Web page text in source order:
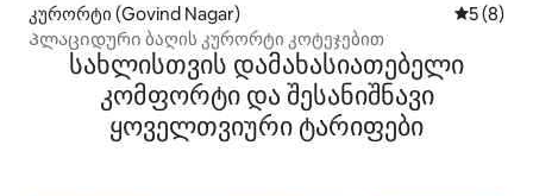
კურორტი (Govind Nagar) საშუალო
5 (8)
Პლაციდური ბაღის კურორტი კოტეჯებით
სახლისთვის დამახასიათებელი
კომფორტი და შესანიშნავი
ყოველთვიური ტარიფები